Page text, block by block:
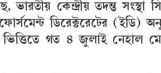
ভারতীয় কেন্দ্রীয় তদন্ত সংস্থা
ডিরেক্টরেটের (ইডি)
ভিত্তিতে গত ৪ জুলাই নেহাল